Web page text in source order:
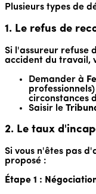
Plusieurs types de
1. Le refus de
Si l'assureur refuse
accident du travail,
Demander à
circonstances
Saisir le
2. Le taux
Si vous n'êtes pas
proposé :
Étape 1 :